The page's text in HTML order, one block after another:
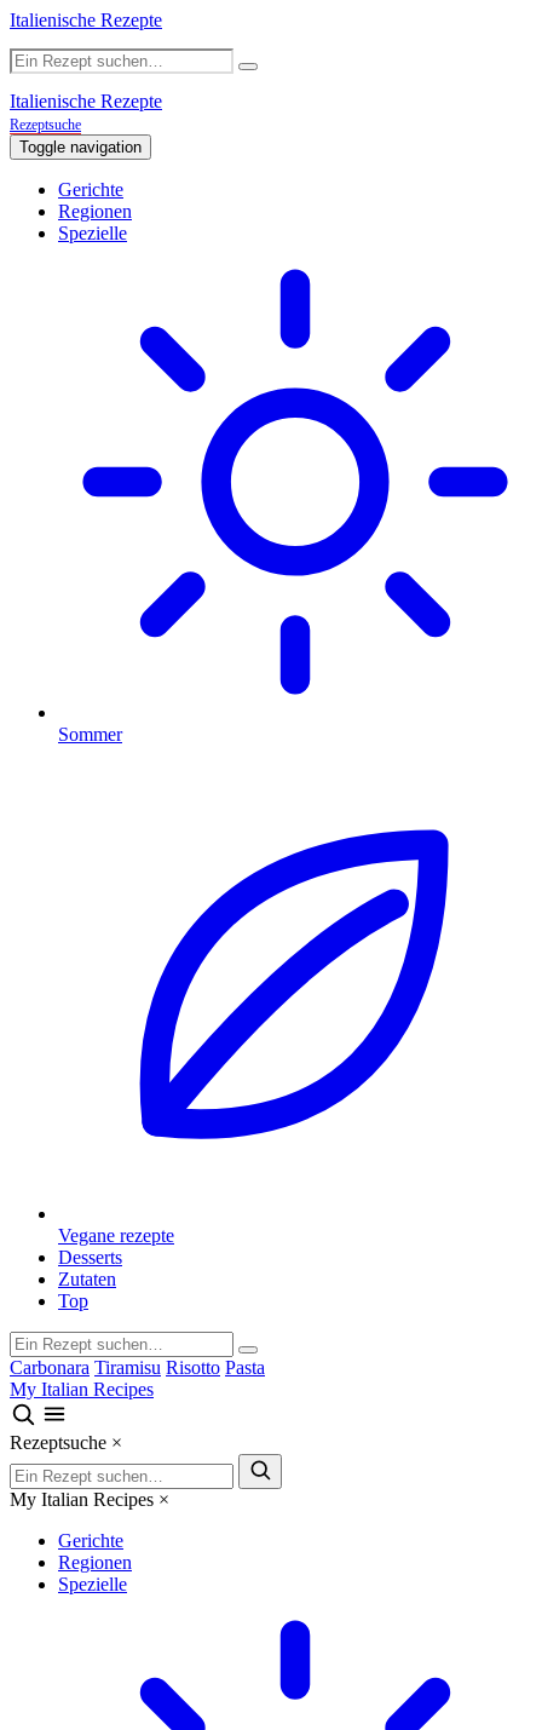
Italienische Rezepte
Italienische Rezepte
Rezeptsuche
Toggle navigation
Gerichte
Regionen
Spezielle
Sommer
Vegane rezepte
Desserts
Zutaten
Top
Carbonara Tiramisu Risotto Pasta
My Italian Recipes
Rezeptsuche ×
My Italian Recipes ×
Gerichte
Regionen
Spezielle